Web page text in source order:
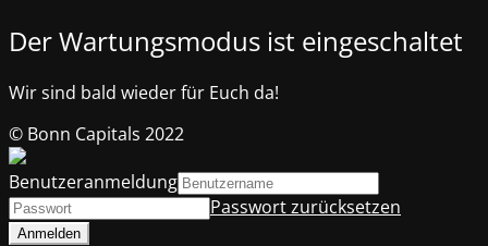
Der Wartungsmodus ist eingeschaltet
Wir sind bald wieder für Euch da!
© Bonn Capitals 2022
Benutzeranmeldung
Passwort zurücksetzen